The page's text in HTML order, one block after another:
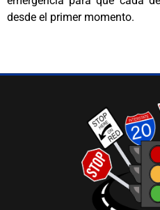
desde el primer momento.